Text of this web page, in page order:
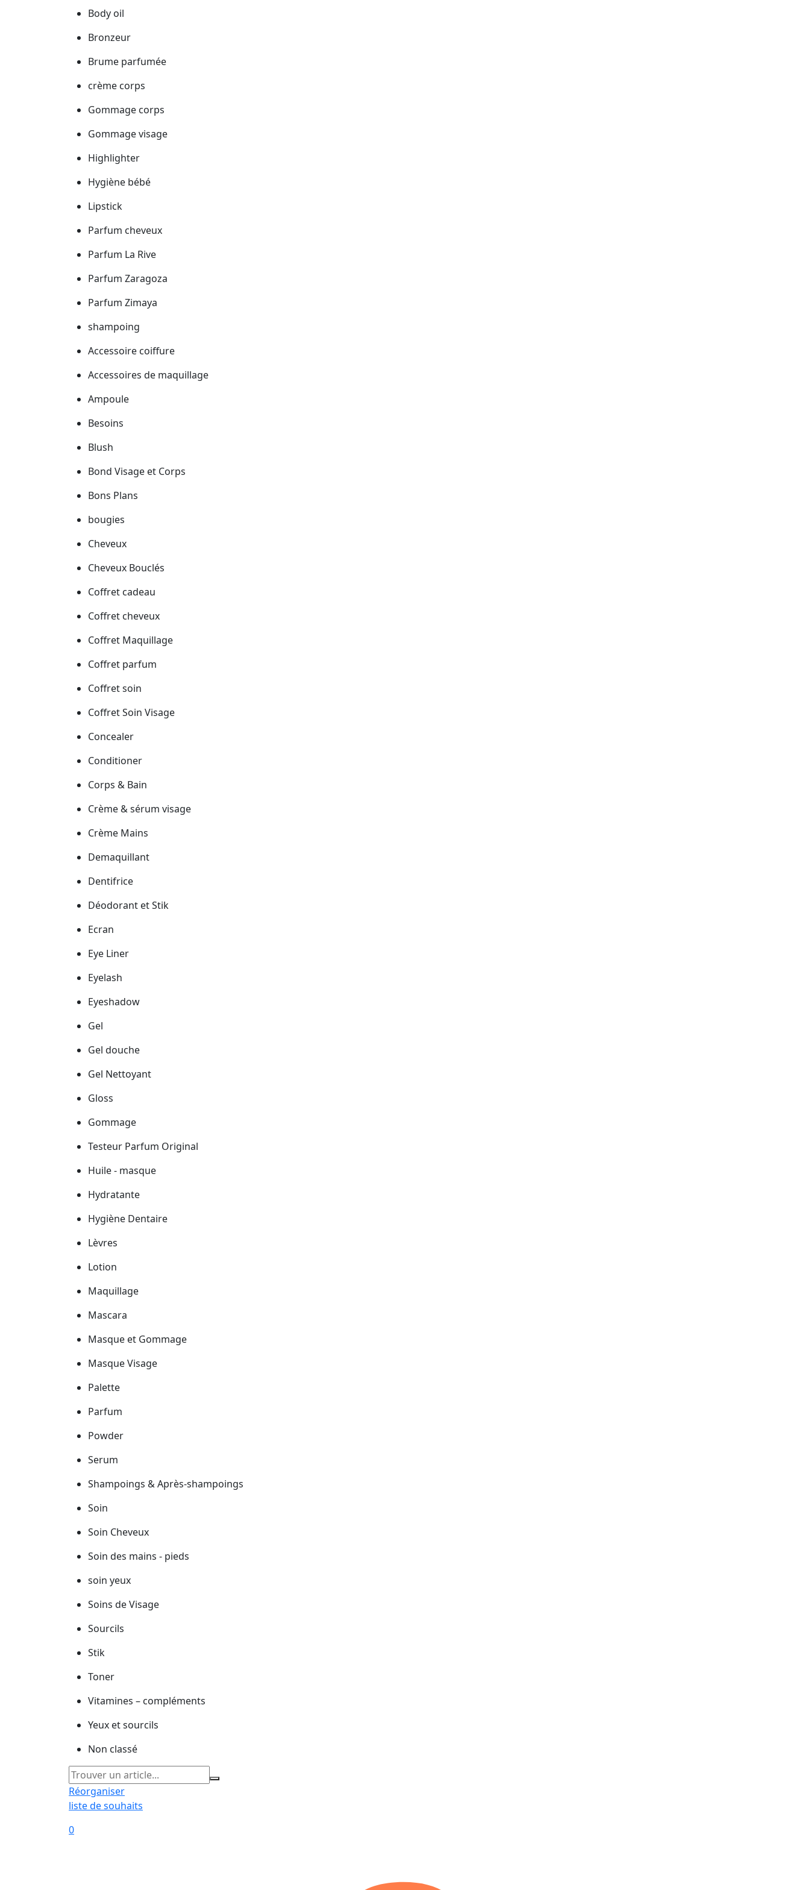
Body oil
Bronzeur
Brume parfumée
crème corps
Gommage corps
Gommage visage
Highlighter
Hygiène bébé
Lipstick
Parfum cheveux
Parfum La Rive
Parfum Zaragoza
Parfum Zimaya
shampoing
Accessoire coiffure
Accessoires de maquillage
Ampoule
Besoins
Blush
Bond Visage et Corps
Bons Plans
bougies
Cheveux
Cheveux Bouclés
Coffret cadeau
Coffret cheveux
Coffret Maquillage
Coffret parfum
Coffret soin
Coffret Soin Visage
Concealer
Conditioner
Corps & Bain
Crème & sérum visage
Crème Mains
Demaquillant
Dentifrice
Déodorant et Stik
Ecran
Eye Liner
Eyelash
Eyeshadow
Gel
Gel douche
Gel Nettoyant
Gloss
Gommage
Testeur Parfum Original
Huile - masque
Hydratante
Hygiène Dentaire
Lèvres
Lotion
Maquillage
Mascara
Masque et Gommage
Masque Visage
Palette
Parfum
Powder
Serum
Shampoings & Après-shampoings
Soin
Soin Cheveux
Soin des mains - pieds
soin yeux
Soins de Visage
Sourcils
Stik
Toner
Vitamines – compléments
Yeux et sourcils
Non classé
Réorganiser
liste de souhaits
0